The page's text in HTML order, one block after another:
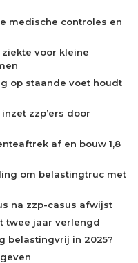
medische controles en
voor kleine
op staande voet houdt
zzp’ers door
af en bouw 1,8
om belastingtruc met
na zzp-casus afwijst
twee jaar verlengd
belastingvrij in 2025?